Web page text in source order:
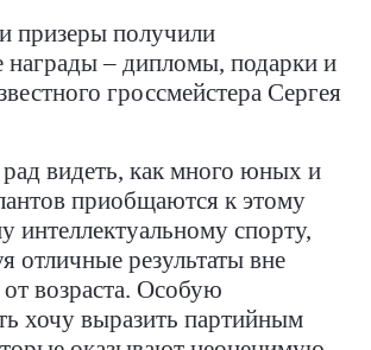
призеры получили
награды – дипломы, подарки и
гроссмейстера Сергея
видеть, как много юных и
приобщаются к этому
интеллектуальному спорту,
отличные результаты вне
возраста. Особую
хочу выразить партийным